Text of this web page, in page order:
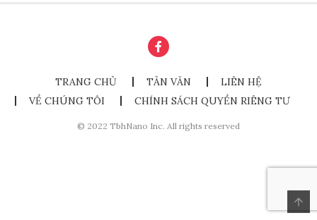
TRANG CHỦ TẢN VĂN
LIÊN HỆ
VỀ CHÚNG TÔI
CHÍNH SÁCH QUYỀN RIÊNG TƯ
© 2022 TbhNano Inc. All rights reserved